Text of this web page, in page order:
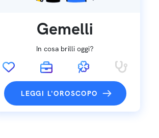
Gemelli
In cosa brilli oggi?
LEGGI L'OROSCOPO